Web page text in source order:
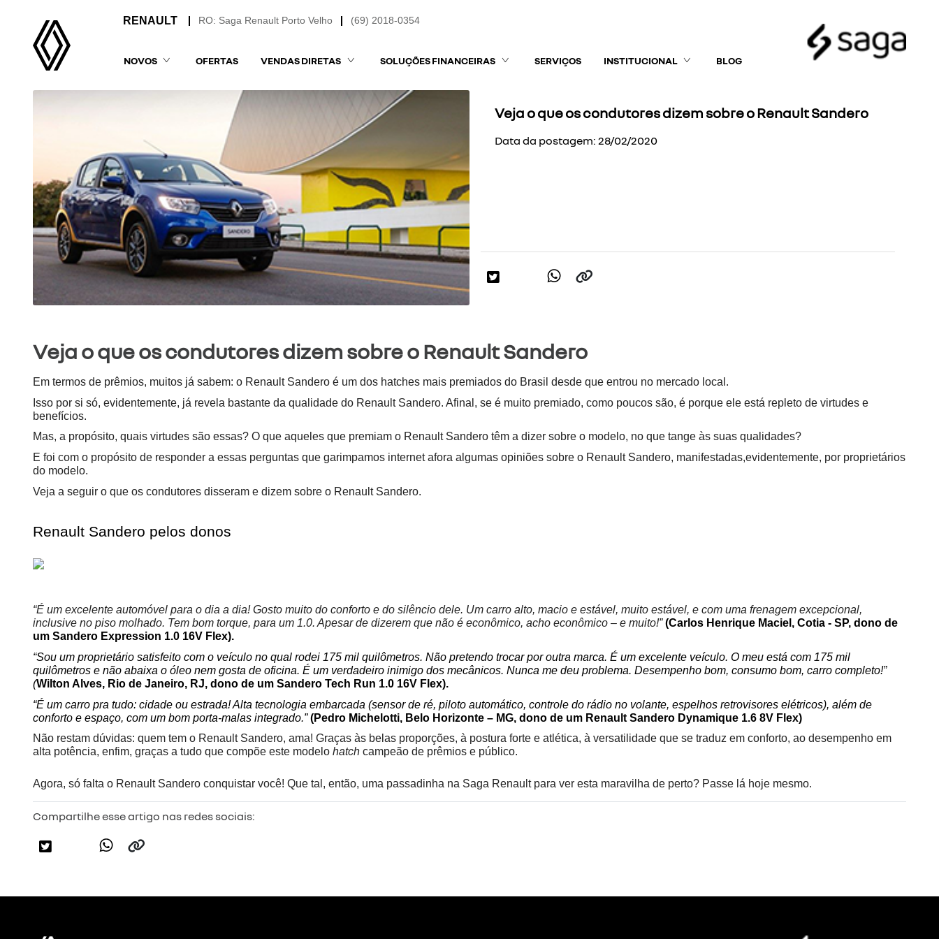
(69) 2018-0354
RO: Saga Renault Porto Velho
NOVOS OFERTAS VENDAS DIRETAS SOLUÇÕES FINANCEIRAS SERVIÇOS INSTITUCIONAL BLOG
Veja o que os condutores dizem sobre o Renault Sandero
Data da postagem: 28/02/2020
Veja o que os condutores dizem sobre o Renault Sandero
Em termos de prêmios, muitos já sabem: o Renault Sandero é um dos hatches mais premiados do Brasil desde que entrou no mercado local.
Isso por si só, evidentemente, já revela bastante da qualidade do Renault Sandero. Afinal, se é muito premiado, como poucos são, é porque ele está repleto de virtudes e
benefícios.
Mas, a propósito, quais virtudes são essas? O que aqueles que premiam o Renault Sandero têm a dizer sobre o modelo, no que tange às suas qualidades?
E foi com o propósito de responder a essas perguntas que garimpamos internet afora algumas opiniões sobre o Renault Sandero, manifestadas,evidentemente, por proprietários
do modelo.
Veja a seguir o que os condutores disseram e dizem sobre o Renault Sandero.
Renault Sandero pelos donos
“É um excelente automóvel para o dia a dia! Gosto muito do conforto e do silêncio dele. Um carro alto, macio e estável, muito estável, e com uma frenagem excepcional,
inclusive no piso molhado. Tem bom torque, para um 1.0. Apesar de dizerem que não é econômico, acho econômico – e muito!” (Carlos Henrique Maciel, Cotia - SP, dono de
um Sandero Expression 1.0 16V Flex).
“Sou um proprietário satisfeito com o veículo no qual rodei 175 mil quilômetros. Não pretendo trocar por outra marca. É um excelente veículo. O meu está com 175 mil
quilômetros e não abaixa o óleo nem gosta de oficina. É um verdadeiro inimigo dos mecânicos. Nunca me deu problema. Desempenho bom, consumo bom, carro completo!”
(Wilton Alves, Rio de Janeiro, RJ, dono de um Sandero Tech Run 1.0 16V Flex).
“É um carro pra tudo: cidade ou estrada! Alta tecnologia embarcada (sensor de ré, piloto automático, controle do rádio no volante, espelhos retrovisores elétricos), além de
conforto e espaço, com um bom porta-malas integrado.” (Pedro Michelotti, Belo Horizonte – MG, dono de um Renault Sandero Dynamique 1.6 8V Flex)
Não restam dúvidas: quem tem o Renault Sandero, ama! Graças às belas proporções, à postura forte e atlética, à versatilidade que se traduz em conforto, ao desempenho em
alta potência, enfim, graças a tudo que compõe este modelo hatch campeão de prêmios e público.
Agora, só falta o Renault Sandero conquistar você! Que tal, então, uma passadinha na Saga Renault para ver esta maravilha de perto? Passe lá hoje mesmo.
Compartilhe esse artigo nas redes sociais: